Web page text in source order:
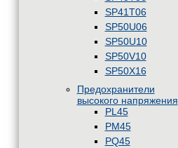
SP41T06
SP50U06
SP50U10
SP50V10
SP50X16
Предохранители
высокого напряжения
PL45
PM45
PQ45